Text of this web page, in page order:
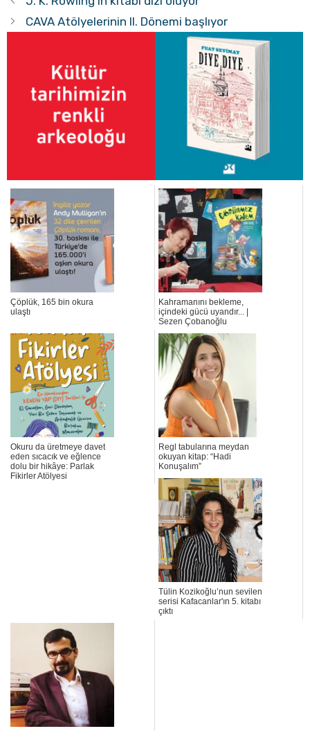
CAVA Atölyelerinin II. Dönemi başlıyor
Çöplük, 165 bin okura
ulaştı
Kahramanını bekleme,
içindeki gücü uyandır... |
Sezen Çobanoğlu
Okuru da üretmeye davet
eden sıcacık ve eğlence
dolu bir hikâye: Parlak
Fikirler Atölyesi
Regl tabularına meydan
okuyan kitap: “Hadi
Konuşalım”
Tülin Kozikoğlu’nun sevilen
serisi Kafacanlar'ın 5. kitabı
çıktı